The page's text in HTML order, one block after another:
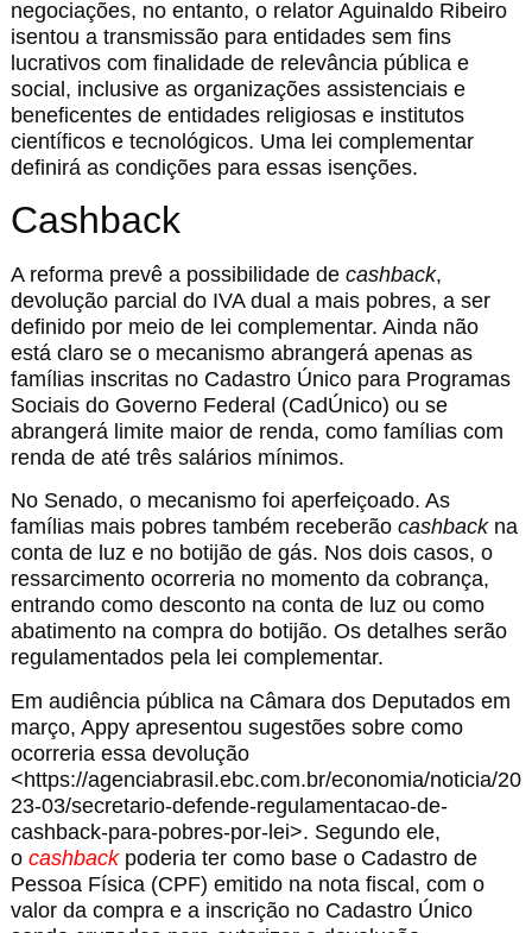
negociações, no entanto, o relator Aguinaldo Ribeiro
isentou a transmissão para entidades sem fins
lucrativos com finalidade de relevância pública e
social, inclusive as organizações assistenciais e
beneficentes de entidades religiosas e institutos
científicos e tecnológicos. Uma lei complementar
definirá as condições para essas isenções.
Cashback
A reforma prevê a possibilidade de cashback,
devolução parcial do IVA dual a mais pobres, a ser
definido por meio de lei complementar. Ainda não
está claro se o mecanismo abrangerá apenas as
famílias inscritas no Cadastro Único para Programas
Sociais do Governo Federal (CadÚnico) ou se
abrangerá limite maior de renda, como famílias com
renda de até três salários mínimos.
No Senado, o mecanismo foi aperfeiçoado. As
famílias mais pobres também receberão cashbackna
conta de luz e no botijão de gás. Nos dois casos, o
ressarcimento ocorreria no momento da cobrança,
entrando como desconto na conta de luz ou como
abatimento na compra do botijão. Os detalhes serão
regulamentados pela lei complementar.
Em audiência pública na Câmara dos Deputados em
março, Appy apresentou sugestões sobre como
ocorreria essa devolução
<https://agenciabrasil.ebc.com.br/economia/noticia/20
23-03/secretario-defende-regulamentacao-de-
cashback-para-pobres-por-lei>. Segundo ele,
o cashbackpoderia ter como base o Cadastro de
Pessoa Física (CPF) emitido na nota fiscal, com o
valor da compra e a inscrição no Cadastro Único